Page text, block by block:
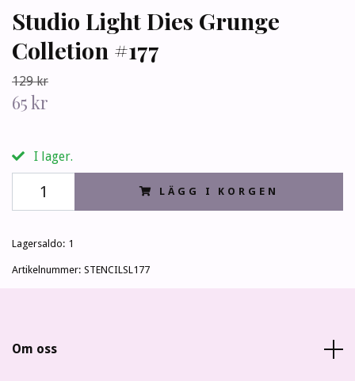
Studio Light Dies Grunge
Colletion #177
129 kr
65 kr
I lager.
LÄGG I KORGEN
Lagersaldo: 1
Artikelnummer: STENCILSL177
Om oss